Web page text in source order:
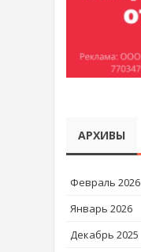
АРХИВЫ
Февраль 2026
Январь 2026
Декабрь 2025